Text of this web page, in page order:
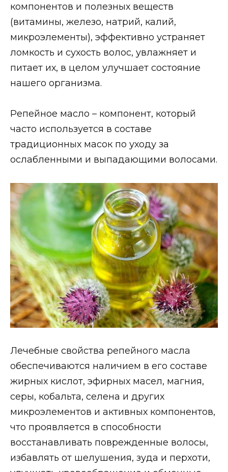
компонентов и полезных веществ
(витамины, железо, натрий, калий,
микроэлементы), эффективно устраняет
ломкость и сухость волос, увлажняет и
питает их, в целом улучшает состояние
нашего организма.
Репейное масло – компонент, который
часто используется в составе
традиционных масок по уходу за
ослабленными и выпадающими волосами.
Лечебные свойства репейного масла
обеспечиваются наличием в его составе
жирных кислот, эфирных масел, магния,
серы, кобальта, селена и других
микроэлементов и активных компонентов,
что проявляется в способности
восстанавливать поврежденные волосы,
избавлять от шелушения, зуда и перхоти,